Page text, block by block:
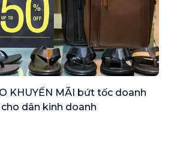
KHUYẾN MÃI bứt tốc doanh
dân kinh doanh